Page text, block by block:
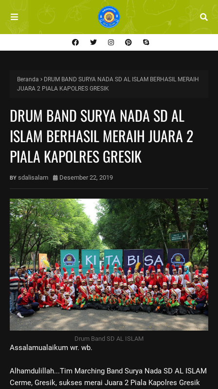
Beranda
DRUM BAND SURYA NADA SD AL ISLAM BERHASIL MERAIH
JUARA 2 PIALA KAPOLRES GRESIK
DRUM BAND SURYA NADA SD AL
ISLAM BERHASIL MERAIH JUARA 2
PIALA KAPOLRES GRESIK
sdalisalam Desember 22, 2019
Drum Band SD AL ISLAM
Assalamualaikum wr. wb.
Alhamdulillah...Tim Marching Band Surya Nada SD AL ISLAM
Cerme, Gresik, sukses merai Juara 2 Piala Kapolres Gresik